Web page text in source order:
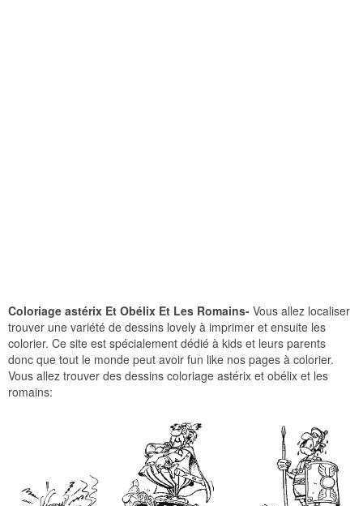
Coloriage astérix Et Obélix Et Les Romains- Vous allez localiser
trouver une variété de dessins lovely à imprimer et ensuite les
colorier. Ce site est spécialement dédié à kids et leurs parents
donc que tout le monde peut avoir fun like nos pages à colorier.
Vous allez trouver des dessins coloriage astérix et obélix et les
romains: